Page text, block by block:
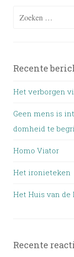
Zoeken
Recente
Het verborgen
Geen mens is
domheid te
Homo Viator
Het ironieteken
Het Huis van de
Recente